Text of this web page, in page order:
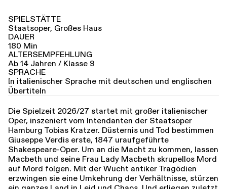
Colin Aikins
Dame der Lady Macbeth
Mariana Poltorak
Arzt
Chao Deng
Diener des Macbeth / Mörder
Ferdinand Muradyan
Drei Erscheinungen
Ferdinand Muradyan
Inés López Fernández
Chor der Hamburgischen Staatsoper
Philhar­mo­nisches Staats­orchester Hamburg
SPIELSTÄTTE
Staatsoper, Großes Haus
DAUER
180 Min
ALTERSEMPFEHLUNG
Ab 14 Jahren / Klasse 9
SPRACHE
In italienischer Sprache mit deutschen und englischen
Übertiteln
Die Spielzeit 2026/27 startet mit großer italienischer
Oper, inszeniert vom Intendanten der Staatsoper
Hamburg Tobias Kratzer. Düsternis und Tod bestimmen
Giuseppe Verdis erste, 1847 uraufgeführte
Shakespeare-Oper. Um an die Macht zu kommen, lassen
Macbeth und seine Frau Lady Macbeth skrupellos Mord
auf Mord folgen. Mit der Wucht antiker Tragödien
erzwingen sie eine Umkehrung der Verhältnisse, stürzen